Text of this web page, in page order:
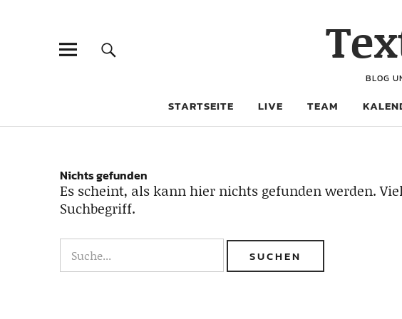
BLOG
STARTSEITE LIVE TEAM
Nichts gefunden
Es scheint, als kann hier nichts gefunden werden.
Suchbegriff.